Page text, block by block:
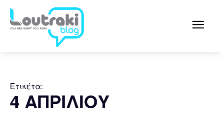
Ετικέτα:
4 ΑΠΡΙΛΙΟΥ